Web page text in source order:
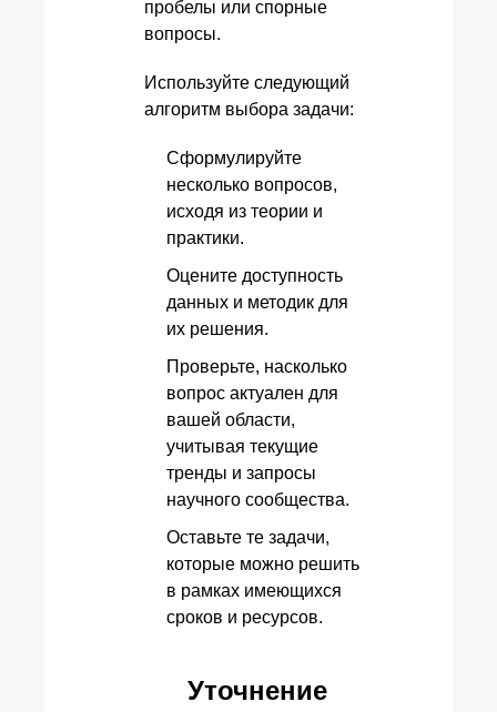
пробелы или спорные
вопросы.
Используйте следующий
алгоритм выбора задачи:
Сформулируйте
несколько вопросов,
исходя из теории и
практики.
Оцените доступность
данных и методик для
их решения.
Проверьте, насколько
вопрос актуален для
вашей области,
учитывая текущие
тренды и запросы
научного сообщества.
Оставьте те задачи,
которые можно решить
в рамках имеющихся
сроков и ресурсов.
Уточнение